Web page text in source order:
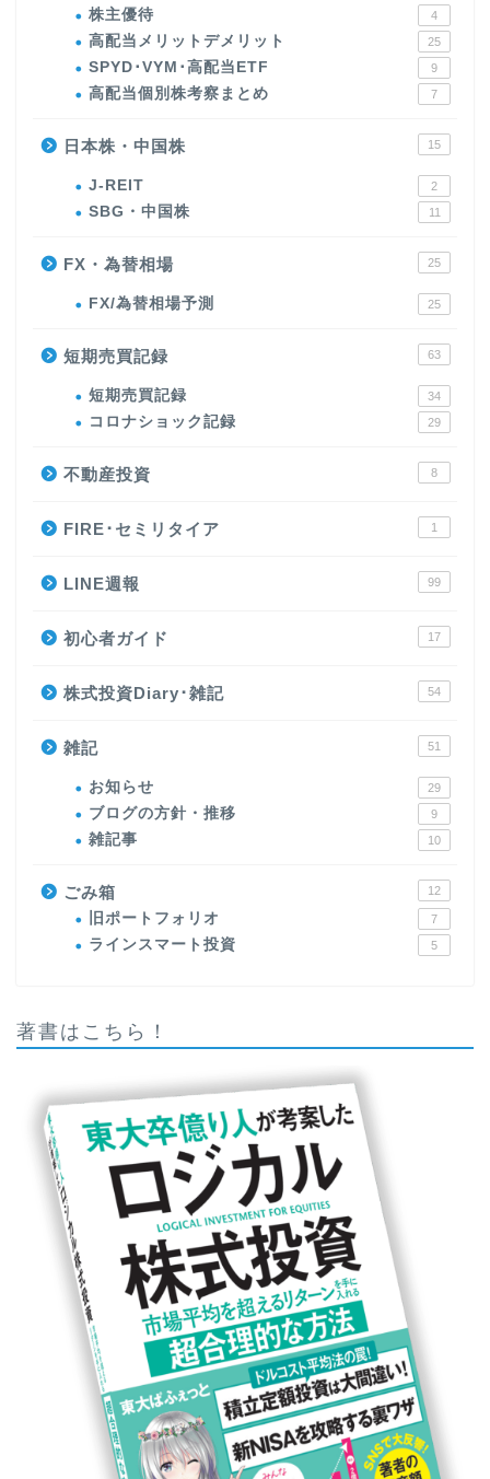
株主優待 4
高配当メリットデメリット 25
SPYD･VYM･高配当ETF 9
高配当個別株考察まとめ 7
日本株・中国株 15
J-REIT 2
SBG・中国株 11
FX・為替相場 25
FX/為替相場予測 25
短期売買記録 63
短期売買記録 34
コロナショック記録 29
不動産投資 8
FIRE･セミリタイア 1
LINE週報 99
初心者ガイド 17
株式投資Diary･雑記 54
雑記 51
お知らせ 29
ブログの方針・推移 9
雑記事 10
ごみ箱 12
旧ポートフォリオ 7
ラインスマート投資 5
著書はこちら！